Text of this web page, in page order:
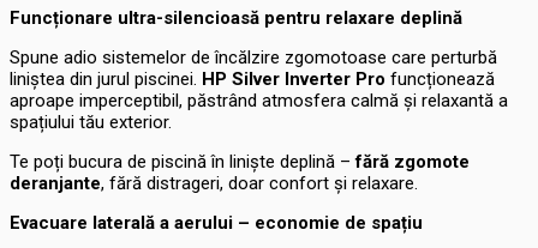
Funcționare ultra-silencioasă pentru relaxare deplină
Spune adio sistemelor de încălzire zgomotoase care perturbă
liniștea din jurul piscinei. HP Silver Inverter Pro funcționează
aproape imperceptibil, păstrând atmosfera calmă și relaxantă a
spațiului tău exterior.
Te poți bucura de piscină în liniște deplină –fără zgomote
deranjante, fără distrageri, doar confort și relaxare.
Evacuare laterală a aerului – economie de spațiu